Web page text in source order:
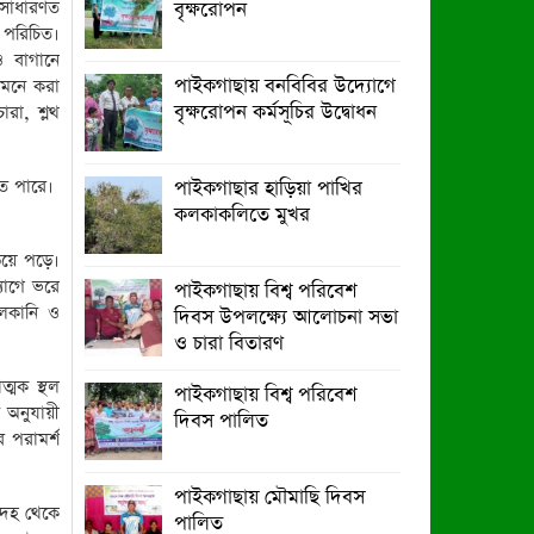
করা
শ্লথ
পড়ে।
ভরে
ও
স্থল
অনুযায়ী
পরামর্শ
থেকে
জোটেরস্মারকলিপি প্রদান
মাগুরায় সাকিব আল হাসানের বাড়িতে
ভাঙচুর, পেট্রোল নিক্ষেপ ও অগ্নিসংযোগ
বৃক্ষরোপন
পাইকগাছায় বনবিবির উদ্যোগে
বৃক্ষরোপন কর্মসূচির উদ্বোধন
পাইকগাছার হাড়িয়া পাখির
কলকাকলিতে মুখর
পাইকগাছায় বিশ্ব পরিবেশ
দিবস উপলক্ষ্যে আলোচনা সভা
ও চারা বিতারণ
পাইকগাছায় বিশ্ব পরিবেশ
দিবস পালিত
পাইকগাছায় মৌমাছি দিবস
পালিত